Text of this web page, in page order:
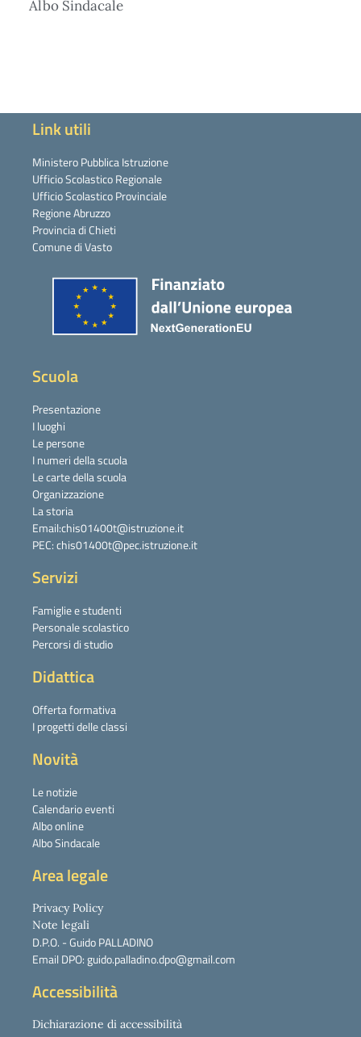
Albo Sindacale
Link utili
Ministero Pubblica Istruzione
Ufficio Scolastico Regionale
Ufficio Scolastico Provinciale
Regione Abruzzo
Provincia di Chieti
Comune di Vasto
Scuola
Presentazione
I luoghi
Le persone
I numeri della scuola
Le carte della scuola
Organizzazione
La storia
Email:chis01400t@istruzione.it
PEC: chis01400t@pec.istruzione.it
Servizi
Famiglie e studenti
Personale scolastico
Percorsi di studio
Didattica
Offerta formativa
I progetti delle classi
Novità
Le notizie
Calendario eventi
Albo online
Albo Sindacale
Area legale
Privacy Policy
Note legali
D.P.O. - Guido PALLADINO
Email DPO: guido.palladino.dpo@gmail.com
Accessibilità
Dichiarazione di accessibilità